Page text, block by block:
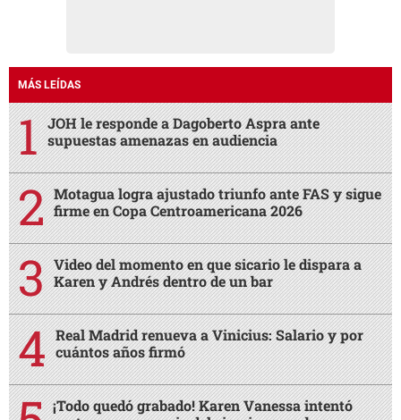
MÁS LEÍDAS
JOH le responde a Dagoberto Aspra ante
supuestas amenazas en audiencia
Motagua logra ajustado triunfo ante FAS y sigue
firme en Copa Centroamericana 2026
Video del momento en que sicario le dispara a
Karen y Andrés dentro de un bar
Real Madrid renueva a Vinicius: Salario y por
cuántos años firmó
¡Todo quedó grabado! Karen Vanessa intentó